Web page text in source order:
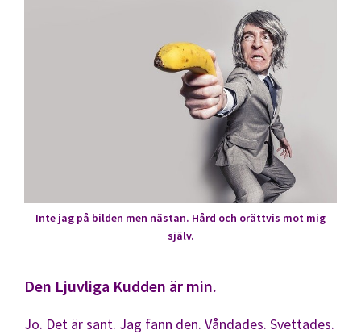
Inte jag på bilden men nästan. Hård och orättvis mot mig
själv.
Den Ljuvliga Kudden är min.
Jo. Det är sant. Jag fann den. Våndades. Svettades.